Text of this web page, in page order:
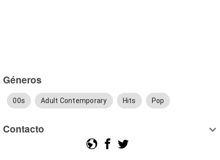
Géneros
00s Adult Contemporary Hits Pop
Contacto